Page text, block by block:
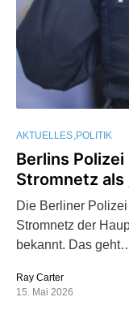
AKTUELLES POLITIK
Berlins
Stromnetz als
Die Berliner
Stromnetz der
bekannt. Das
Ray Carter
15. Mai 2026